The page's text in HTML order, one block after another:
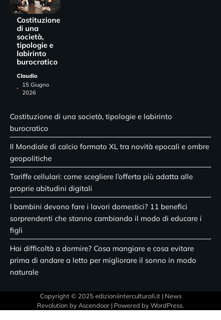
Costituzione
di una
società,
tipologie e
labirinto
burocratico
Claudio
15 Giugno
2026
Costituzione di una società, tipologie e labirinto
burocratico
Il Mondiale di calcio formato XL tra novità epocali e ombre
geopolitiche
Tariffe cellulari: come scegliere l’offerta più adatta alle
proprie abitudini digitali
I bambini devono fare i lavori domestici? 11 benefici
sorprendenti che stanno cambiando il modo di educare i
figli
Hai difficoltà a dormire? Cosa mangiare e cosa evitare
prima di andare a letto per migliorare il sonno in modo
naturale
Copyright © 2025 edizioniinterculturali.it | News
Revolution by Ascendoor | Powered byWordPress.